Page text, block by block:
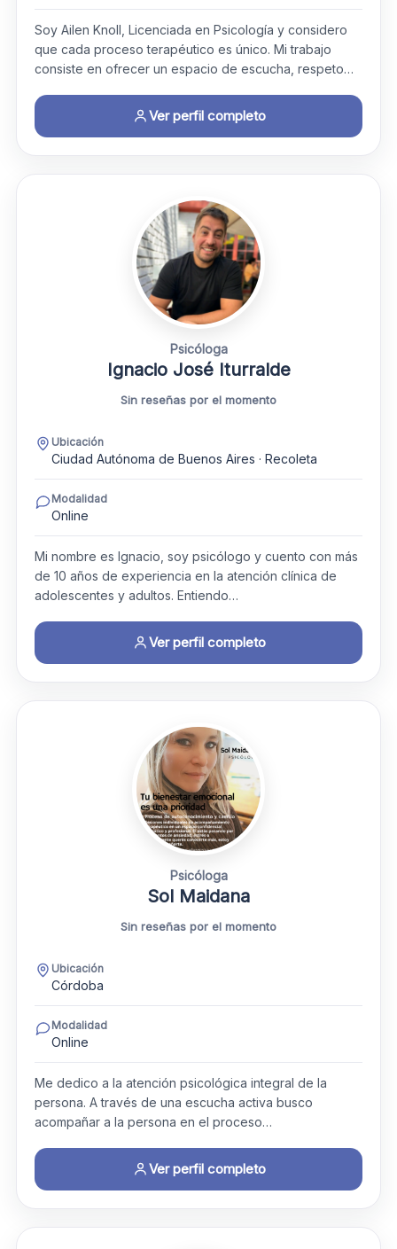
Soy Ailen Knoll, Licenciada en Psicología y considero
que cada proceso terapéutico es único. Mi trabajo
consiste en ofrecer un espacio de escucha, respeto…
Ver perfil completo
Psicóloga
Ignacio José Iturralde
Sin reseñas por el momento
Ubicación
Ciudad Autónoma de Buenos Aires · Recoleta
Modalidad
Online
Mi nombre es Ignacio, soy psicólogo y cuento con más
de 10 años de experiencia en la atención clínica de
adolescentes y adultos. Entiendo…
Ver perfil completo
Psicóloga
Sol Maidana
Sin reseñas por el momento
Ubicación
Córdoba
Modalidad
Online
Me dedico a la atención psicológica integral de la
persona. A través de una escucha activa busco
acompañar a la persona en el proceso…
Ver perfil completo